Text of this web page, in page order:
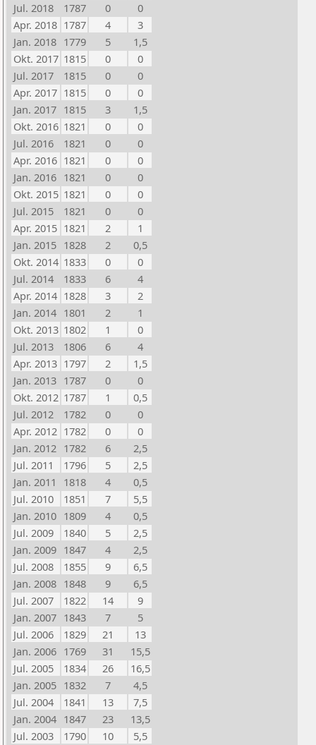
Jul. 2018
1787 0
0
Apr. 2018 1787 4
3
Jan. 2018 1779 5
1,5
Okt. 2017 1815 0
0
Jul. 2017
1815 0
0
Apr. 2017 1815 0
0
Jan. 2017 1815 3
1,5
Okt. 2016 1821 0
0
Jul. 2016
1821 0
0
Apr. 2016 1821 0
0
Jan. 2016 1821 0
0
Okt. 2015 1821 0
0
Jul. 2015
1821 0
0
Apr. 2015 1821 2
1
Jan. 2015 1828 2
0,5
Okt. 2014 1833 0
0
Jul. 2014
1833 6
4
Apr. 2014 1828 3
2
Jan. 2014 1801 2
1
Okt. 2013 1802 1
0
Jul. 2013
1806 6
4
Apr. 2013 1797 2
1,5
Jan. 2013 1787 0
0
Okt. 2012 1787 1
0,5
Jul. 2012
1782 0
0
Apr. 2012 1782 0
0
Jan. 2012 1782 6
2,5
Jul. 2011
1796 5
2,5
Jan. 2011
1818 4
0,5
Jul. 2010
1851 7
5,5
Jan. 2010 1809 4
0,5
Jul. 2009
1840 5
2,5
Jan. 2009 1847 4
2,5
Jul. 2008
1855 9
6,5
Jan. 2008 1848 9
6,5
Jul. 2007
1822 14
9
Jan. 2007 1843 7
5
Jul. 2006
1829 21
13
Jan. 2006 1769 31
15,5
Jul. 2005
1834 26
16,5
Jan. 2005 1832 7
4,5
Jul. 2004
1841 13
7,5
Jan. 2004 1847 23
13,5
Jul. 2003
1790 10
5,5